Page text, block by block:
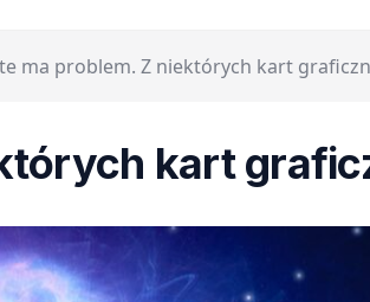
ma problem. Z niektórych kart
kart